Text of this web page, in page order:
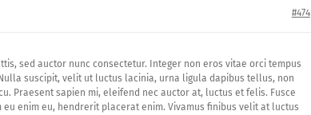
#474
sed auctor nunc consectetur. Integer non eros vitae orci tempus
suscipit, velit ut luctus lacinia, urna ligula dapibus tellus, non
Praesent sapien mi, eleifend nec auctor at, luctus et felis. Fusce
enim eu, hendrerit placerat enim. Vivamus finibus velit at luctus